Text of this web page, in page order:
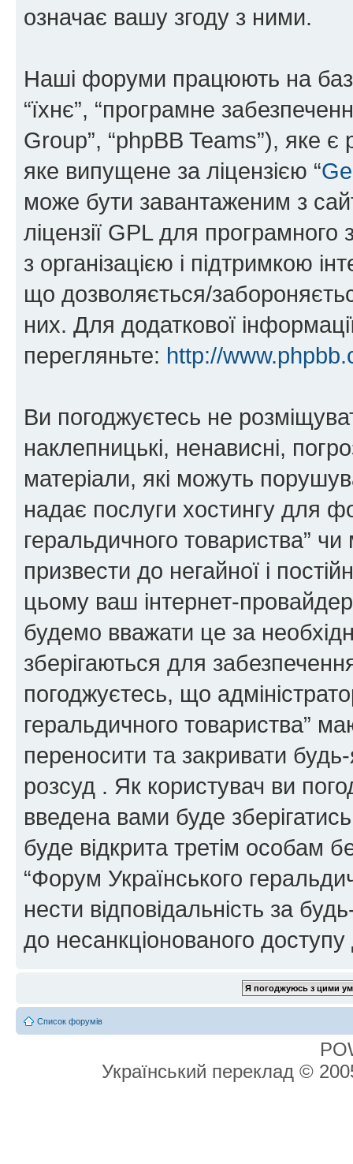
означає вашу згоду з ними.
Наші форуми працюють на
“їхнє”, “програмне
Group”, “phpBB Teams”), яке
яке випущене за ліцензією “
може бути завантаженим з
ліцензії GPL для
з організацією і підтримкою
що дозволяється/
них. Для додаткової
перегляньте: http://
Ви погоджуєтесь не
наклепницькі, ненависні,
матеріали, які можуть
надає послуги хостингу для
геральдичного товариства”
призвести до негайної і
цьому ваш інтернет-
будемо вважати це за
зберігаються для
погоджуєтесь, що
геральдичного товариства”
переносити та закривати
розсуд . Як користувач ви
введена вами буде
буде відкрита третім особам
“Форум Українського
нести відповідальність за
до несанкціонованого доступу
Список форумів
Український переклад ©